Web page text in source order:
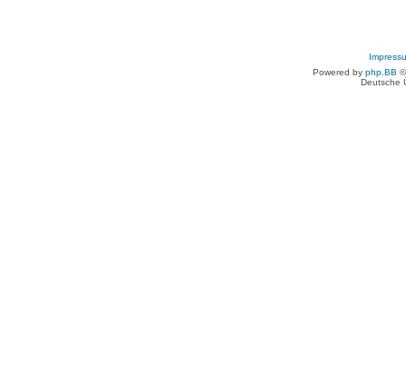
Powered by php.BB
Deutsche